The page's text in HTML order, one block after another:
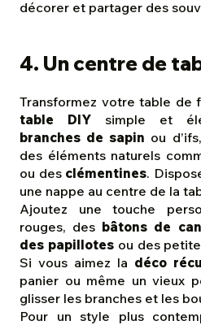
décorer et partager des
4. Un centre de
Transformez votre table de
table DIY simple et
branches de sapin ou
des éléments naturels
ou des clémentines.
une nappe au centre de la
Ajoutez une touche
rouges, des bâtons de
des papillotesou des
Si vous aimez la déco
panier ou même un vieux
glisser les branches et les
Pour un style plus